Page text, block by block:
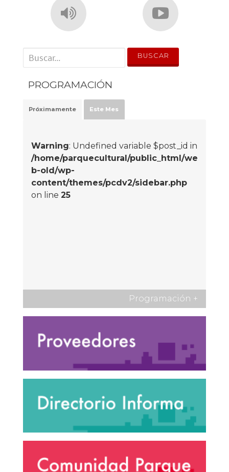
' . __('Search for:') . '
PROGRAMACIÓN
Próximamente Este Mes
Warning: Undefined variable $post_id in
/home/parquecultural/public_html/we
b-old/wp-
content/themes/pcdv2/sidebar.php
on line 25
Programación +